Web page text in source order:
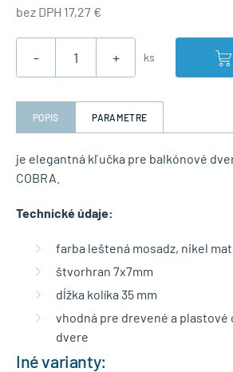
bez DPH 17,27 €
- + ks
POPIS PARAMETRE
je elegantná kľučka pre balkónové
COBRA.
Technické údaje:
farba leštená mosadz, nikel
štvorhran 7x7mm
dĺžka kolíka 35 mm
vhodná pre drevené a plastové
dvere
Iné varianty: